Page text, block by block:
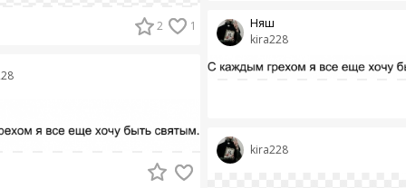
2 1
kira228
Няш
kira228